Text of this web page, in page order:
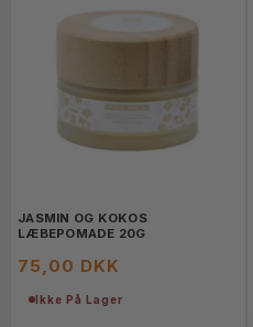
JASMIN OG KOKOS
LÆBEPOMADE 20G
75,00 DKK
Ikke På Lager